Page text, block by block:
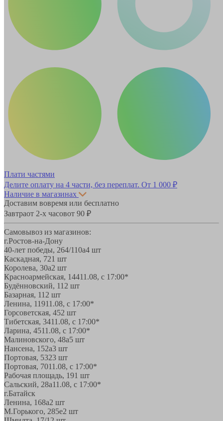
Плати частями
Делите оплату на 4 части, без переплат. От 1 000 ₽
Наличие в магазинах
Доставим вовремя или бесплатно
Завтраот 2-х часовот 90 ₽
Самовывоз из магазинов:
г.Ростов-на-Дону
40-лет победы, 264/110а4 шт
Каскадная, 721 шт
Королева, 30а2 шт
Красноармейская, 14411.08, с 17:00*
Будённовский, 11 2 шт
Базарная, 11 2 шт
Ленина, 11911.08, с 17:00*
Горсоветская, 452 шт
Тибетская, 3411.08, с 17:00*
Ларина, 4511.08, с 17:00*
Малиновского, 48а5 шт
Нансена, 152а3 шт
Портовая, 5323 шт
Портовая, 7011.08, с 17:00*
Рабочая площадь, 191 шт
Сальский, 28a11.08, с 17:00*
г.Батайск
Ленина, 168а2 шт
М.Горького, 285е2 шт